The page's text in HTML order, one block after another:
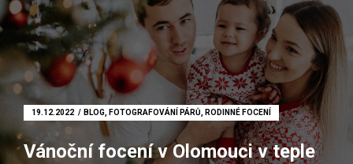
Rodinné focení
Firemní focení
Kameraman
Focení nemovitostí
Fotoateliér
19.12.2022 BLOG FOTOGRAFOVÁNÍ PÁRŮ RODINNÉ FOCENÍ
Vánoční focení v Olomouci v teple